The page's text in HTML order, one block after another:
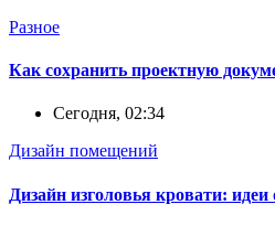
Разное
Как сохранить проектную
Сегодня, 02:34
Дизайн помещений
Дизайн изголовья кровати: